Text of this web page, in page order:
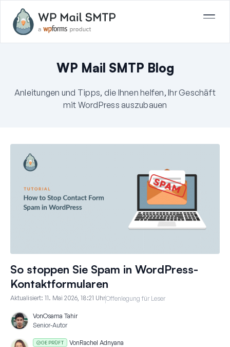
WP Mail SMTP Blog
Anleitungen und Tipps, die Ihnen helfen, Ihr Geschäft
mit WordPress auszubauen
So stoppen Sie Spam in WordPress-
Kontaktformularen
Aktualisiert: 11. Mai 2026, 18:21 UhrOffenlegung für Leser
VonOsama Tahir
Senior-Autor
GEPRÜFT VonRachel Adnyana